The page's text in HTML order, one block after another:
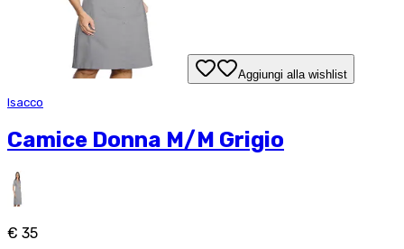
Aggiungi alla wishlist
Isacco
Camice Donna M/M Grigio
€ 35